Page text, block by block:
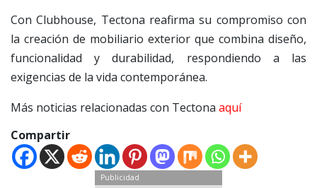
Con Clubhouse, Tectona reafirma su compromiso con
la creación de mobiliario exterior que combina diseño,
funcionalidad y durabilidad, respondiendo a las
exigencias de la vida contemporánea.
Más noticias relacionadas con Tectona aquí
Compartir
Publicidad